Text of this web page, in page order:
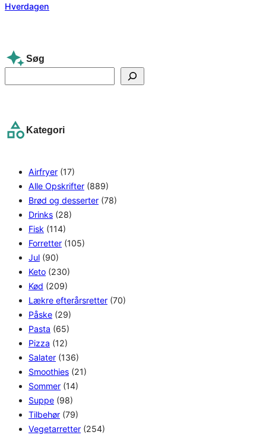
Søg
e
c
Kategori
Airfryer (17)
Alle Opskrifter (889)
Brød og desserter (78)
Drinks (28)
Fisk (114)
Forretter (105)
Jul (90)
Keto (230)
Kød (209)
Lækre efterårsretter (70)
Påske (29)
Pasta (65)
Pizza (12)
Salater (136)
Smoothies (21)
Sommer (14)
Suppe (98)
Tilbehør (79)
Vegetarretter (254)